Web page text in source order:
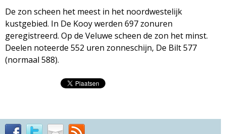
De zon scheen het meest in het noordwestelijk
kustgebied. In De Kooy werden 697 zonuren
geregistreerd. Op de Veluwe scheen de zon het minst.
Deelen noteerde 552 uren zonneschijn, De Bilt 577
(normaal 588).